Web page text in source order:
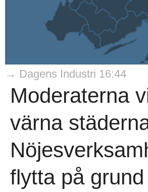
→ Dagens Industri 16:44
Moderaterna
värna
flytta på